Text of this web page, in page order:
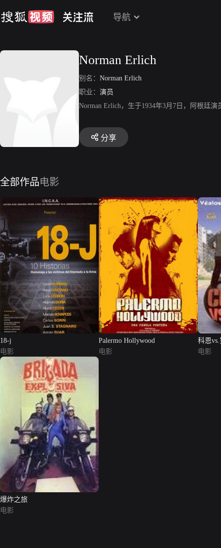
导航
Norman Erlich
别名： Norman Erlich
职业： 演员
Norman Erlich，生于1934年3月7日，阿根廷
分享
全部作品电影
18-j
电影
Palermo Hollywood
电影
科恩
电影
爆炸之旅
电影